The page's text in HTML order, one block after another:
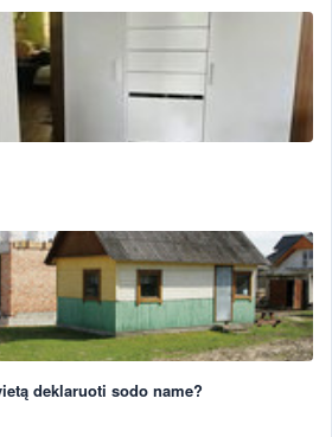
deklaruoti sodo name?